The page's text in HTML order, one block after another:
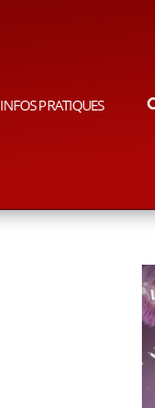
INFOS PRATIQUES